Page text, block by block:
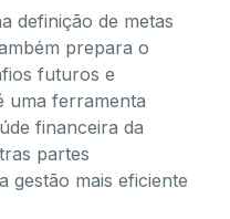
definição de metas
prepara o
futuros e
uma ferramenta
financeira da
partes
gestão mais eficiente